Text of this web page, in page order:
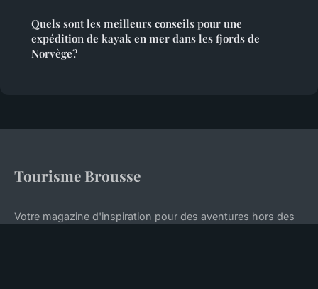
Quels sont les meilleurs conseils pour une
expédition de kayak en mer dans les fjords de
Norvège?
Tourisme Brousse
Votre magazine d'inspiration pour des aventures hors des